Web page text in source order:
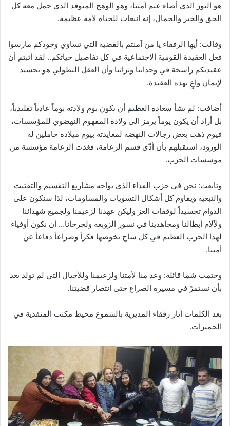
هو النور الذي أضاء عتم أمتنا، وهو الوهح المتوقد الذي حمل معه كل
الحق والخير والجمال، إنه انبعاث للحياة لأمة عظيمة.
وقالت: أيها الرفقاء يا من آمنتم بالقضية التي تساوي وجودكم مارسوا
فعل العقيدة القومية الاجتماعية في كل تفاصيل حياتكم.. لقد أثبتم أن
عقيدتكم راسخة في وجداننا وتراثنا وأن العقل البطولي هو تجسيد
لإيمان واعٍ بهذه العقيدة.
أضافت: لم يشأ سعاده العظيم أن يكون يوم ولادته يوماً عادياً تقليدياً،
بل أراد أن يكون يوماً يرمز الى ولادة المفهوم النهضوي للمؤسسات،
فيوم ذهب بعض رجالات النهضة لمعايدته بيوم ميلاده حاملين له
الورود، استقبلهم بأن أدّى قسم الزعامة، فغدت الزعامة مؤسسة من
مؤسسات الحزب.
وتابعت: نحن في حزب الفداء الذي يواجه مشاريع التقسيم والتفتيت
والتبعية ويقاوم كل أشكال التسويات والمساومات، لذا سنكون على
الدوام تجسيداً لوقفات العز وليكن عهدنا لزعيمنا ولجميع شهدائنا
ولآلام أبطالنا ومجاهدينا في نسور الزوبعة ولجرحانا… أن نكون أوفياء
لهذا الحزب العظيم في كل ساح نخوضها فكراً وصراعاً دفاعاً عن
أمتنا.
وختمت شما قائلة: وعد منا لأمتنا ولزعيمنا وللأجيال التي لم تولد بعد
بأن نستمرّ في مسيرة الصراع حتى انتصار قضيتنا.
بعد الكلمات أنار رفقاء المديرية بالشموع محيط مكتب المنفذية في
الجميزات.